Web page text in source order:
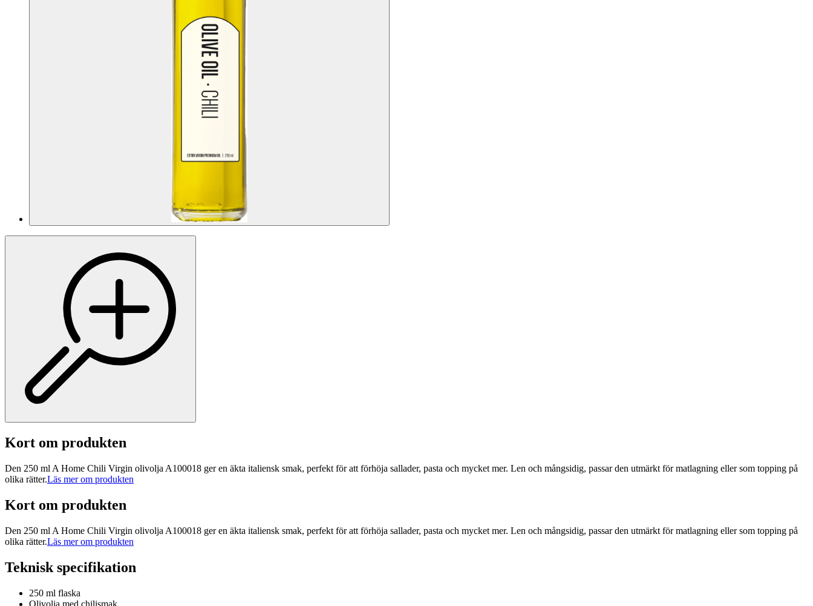
Kort om produkten
Den 250 ml A Home Chili Virgin olivolja A100018 ger en äkta italiensk smak, perfekt för att förhöja sallader, pasta och mycket mer. Len och mångsidig, passar den utmärkt för matlagning eller som topping på
olika rätter.Läs mer om produkten
Kort om produkten
Den 250 ml A Home Chili Virgin olivolja A100018 ger en äkta italiensk smak, perfekt för att förhöja sallader, pasta och mycket mer. Len och mångsidig, passar den utmärkt för matlagning eller som topping på
olika rätter.Läs mer om produkten
Teknisk specifikation
250 ml flaska
Olivolja med chilismak